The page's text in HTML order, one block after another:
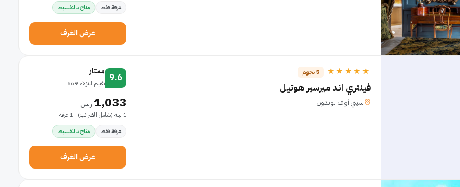
غرفة فقط
متاح بالتقسيط
عرض الغرف
★★★★★ 5 نجوم
فينتري اند ميرسير هوتيل
سيتي أوف لوندون
9.6
ممتاز
تقييم للنزلاء 569
1,033 ر.س
1 ليلة (شامل الضرائب) · 1 غرفة
غرفة فقط
متاح بالتقسيط
عرض الغرف